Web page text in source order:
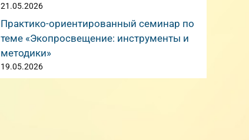
21.05.2026
Практико-ориентированный семинар по
теме «Экопросвещение: инструменты и
методики»
19.05.2026